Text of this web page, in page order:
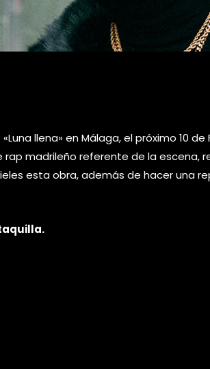
llena» en Málaga, el próximo 10 de
rap madrileño referente de la escena,
esta obra, además de hacer una